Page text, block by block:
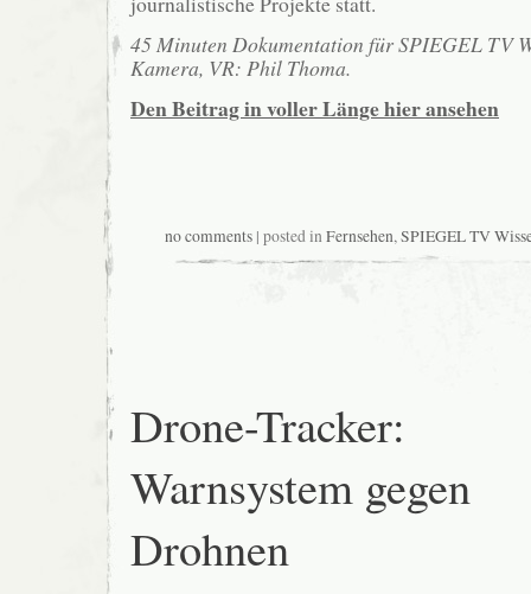
45 Minuten Dokumentation für SPIEGEL TV
Kamera, VR: Phil Thoma.
Den Beitrag in voller Länge hier ansehen
no comments | posted inFernsehen,SPIEGEL TV
Drone-Tracker:
Warnsystem gegen
Drohnen